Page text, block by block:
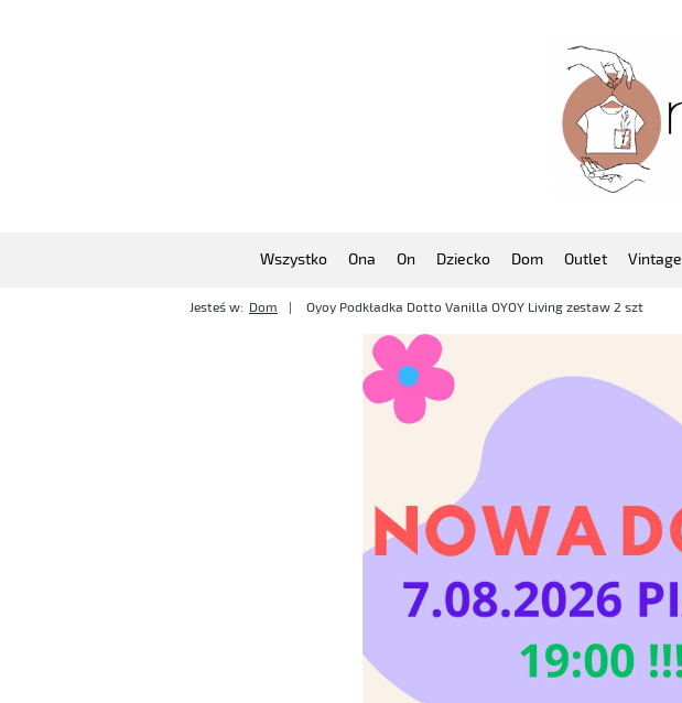
Wszystko Ona On Dziecko Dom Outlet Vintage
Jesteś w: Dom Oyoy Podkładka Dotto Vanilla OYOY Living zestaw 2 szt